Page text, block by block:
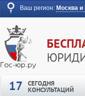
Ваш регион: Москва
17
СЕГОДНЯ
КОНСУЛЬТАЦИЙ